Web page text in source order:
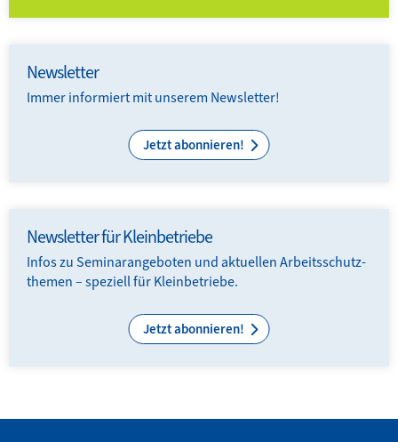
Newsletter
Immer informiert mit unserem Newsletter!
Jetzt abonnieren!
Newsletter für Kleinbetriebe
Infos zu Seminar­ange­boten und aktuellen Arbeits­schutz­
themen – speziell für Kleinbetriebe.
Jetzt abonnieren!